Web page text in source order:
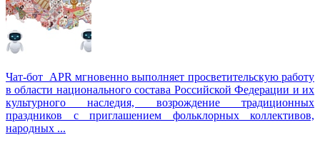
Чат-бот APR мгновенно выполняет просветительскую работу
в области национального состава Российской Федерации и их
культурного наследия, возрождение традиционных
праздников с приглашением фольклорных коллективов,
народных ...